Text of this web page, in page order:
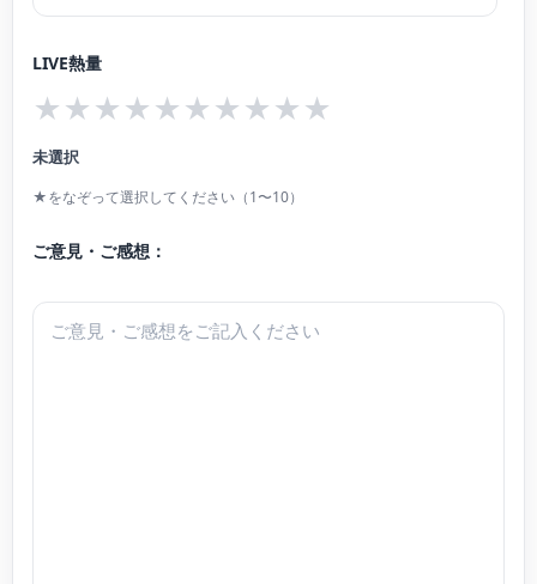
LIVE熱量
★★★★★★★★★★
未選択
★をなぞって選択してください（1〜10）
ご意見・ご感想：